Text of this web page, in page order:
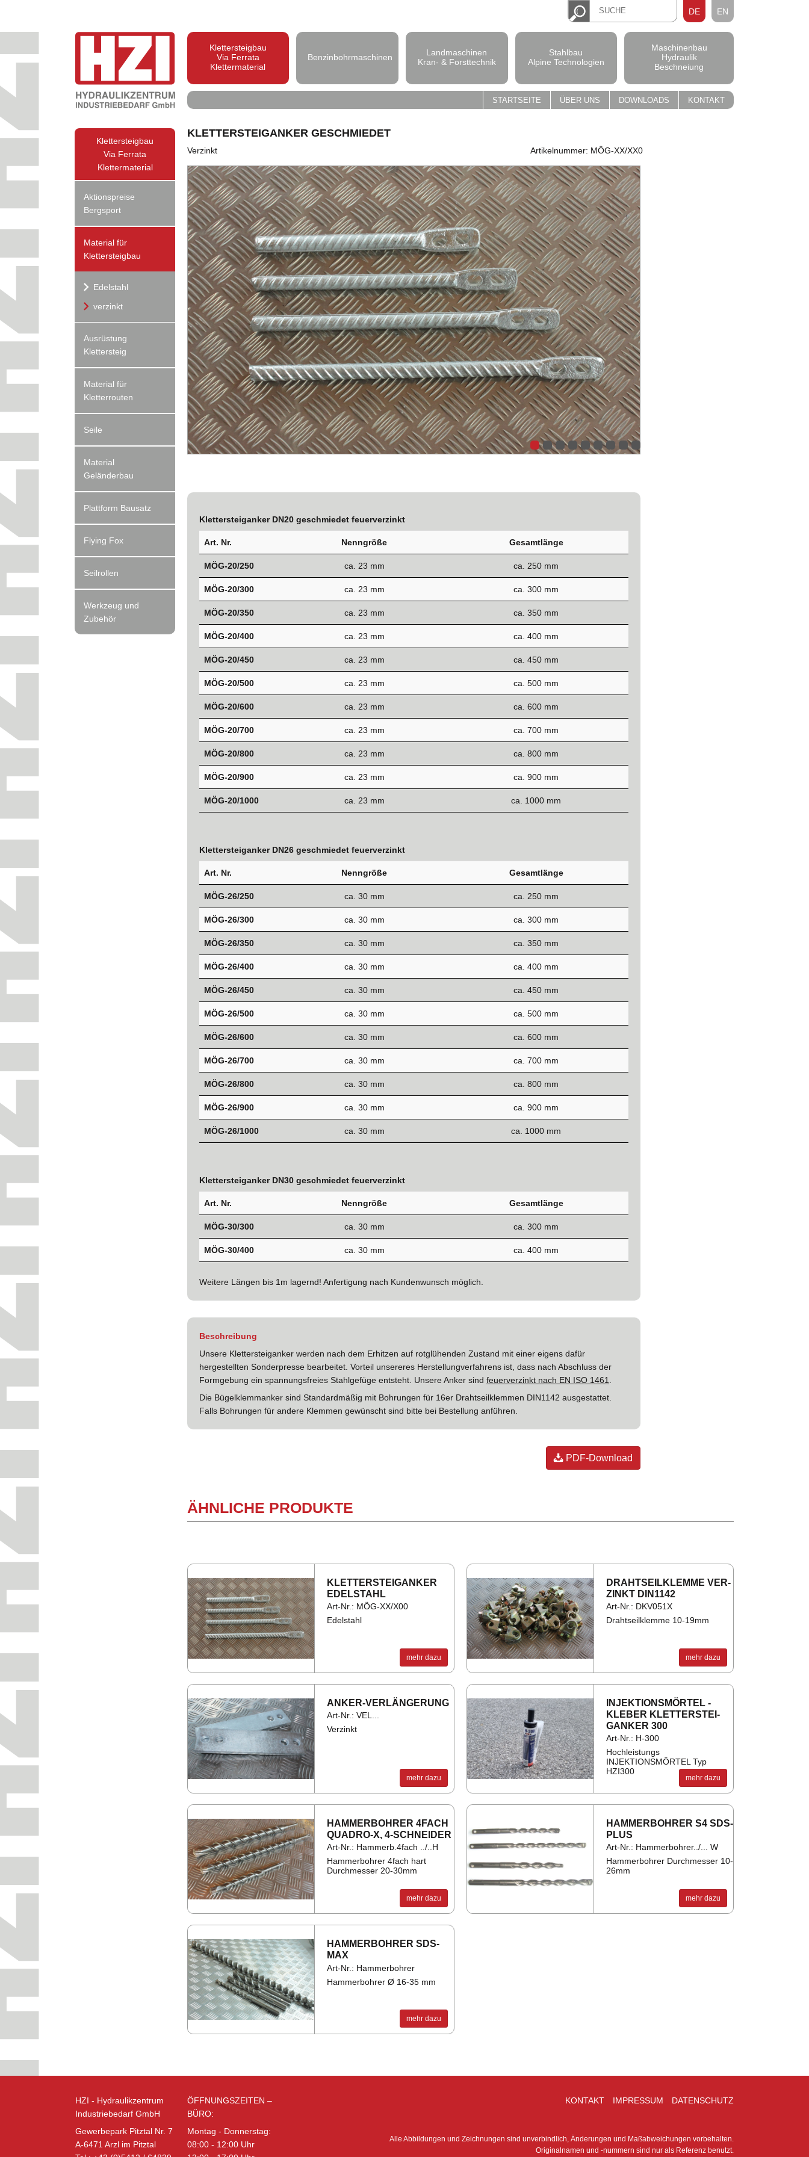
DE EN
Klettersteigbau
Via Ferrata
Klettermaterial
Klettersteigbau
Via Ferrata
Klettermaterial
Aktionspreise
Bergsport
Material für
Klettersteigbau
Edelstahl
verzinkt
Ausrüstung
Klettersteig
Material für
Kletterrouten
Seile
Material
Geländerbau
Plattform Bausatz
Flying Fox
Seilrollen
Werkzeug und
Zubehör
Benzinbohrmaschinen
Landmaschinen
Kran- & Forsttechnik
Stahlbau
Alpine Technologien
Maschinenbau
Hydraulik
Beschneiung
STARTSEITE ÜBER UNS DOWNLOADS KONTAKT
KLETTERSTEIGANKER GESCHMIEDET
Verzinkt Artikelnummer: MÖG-XX/XX0
Klettersteiganker DN20 geschmiedet feuerverzinkt
Art. Nr. Nenngröße Gesamtlänge
MÖG-20/250 ca. 23 mm ca. 250 mm
MÖG-20/300 ca. 23 mm ca. 300 mm
MÖG-20/350 ca. 23 mm ca. 350 mm
MÖG-20/400 ca. 23 mm ca. 400 mm
MÖG-20/450 ca. 23 mm ca. 450 mm
MÖG-20/500 ca. 23 mm ca. 500 mm
MÖG-20/600 ca. 23 mm ca. 600 mm
MÖG-20/700 ca. 23 mm ca. 700 mm
MÖG-20/800 ca. 23 mm ca. 800 mm
MÖG-20/900 ca. 23 mm ca. 900 mm
MÖG-20/1000 ca. 23 mm ca. 1000 mm
Klettersteiganker DN26 geschmiedet feuerverzinkt
Art. Nr. Nenngröße Gesamtlänge
MÖG-26/250 ca. 30 mm ca. 250 mm
MÖG-26/300 ca. 30 mm ca. 300 mm
MÖG-26/350 ca. 30 mm ca. 350 mm
MÖG-26/400 ca. 30 mm ca. 400 mm
MÖG-26/450 ca. 30 mm ca. 450 mm
MÖG-26/500 ca. 30 mm ca. 500 mm
MÖG-26/600 ca. 30 mm ca. 600 mm
MÖG-26/700 ca. 30 mm ca. 700 mm
MÖG-26/800 ca. 30 mm ca. 800 mm
MÖG-26/900 ca. 30 mm ca. 900 mm
MÖG-26/1000 ca. 30 mm ca. 1000 mm
Klettersteiganker DN30 geschmiedet feuerverzinkt
Art. Nr. Nenngröße Gesamtlänge
MÖG-30/300 ca. 30 mm ca. 300 mm
MÖG-30/400 ca. 30 mm ca. 400 mm
Weitere Längen bis 1m lagernd! Anfertigung nach Kundenwunsch möglich.
Beschreibung
Unsere Klettersteiganker werden nach dem Erhitzen auf rotglühenden Zustand mit einer eigens dafür
hergestellten Sonderpresse bearbeitet. Vorteil unsereres Herstellungverfahrens ist, dass nach Abschluss der
Formgebung ein spannungsfreies Stahlgefüge entsteht. Unsere Anker sind feuerverzinkt nach EN ISO 1461
Die Bügelklemmanker sind Standardmäßig mit Bohrungen für 16er Drahtseilklemmen DIN1142 ausgestattet.
Falls Bohrungen für andere Klemmen gewünscht sind bitte bei Bestellung anführen.
PDF-Download
ÄHNLICHE PRODUKTE
KLET­TER­STEI­GAN­KER
EDEL­STAHL
Art-Nr.: MÖG-XX/X00
Edelstahl
mehr dazu
DRAHT­SEIL­KLEM­ME VER­
ZINKT DIN1142
Art-Nr.: DKV051X
Drahtseilklemme 10-19mm
mehr dazu
AN­KER-VER­LÄN­GE­RUNG
Art-Nr.: VEL...
Verzinkt
mehr dazu
IN­JEK­TI­ONS­MÖR­TEL -
KLE­BER KLET­TER­STEI­
GAN­KER 300
Art-Nr.: H-300
Hochleistungs
INJEKTIONSMÖRTEL Typ
HZI300
mehr dazu
HAM­MER­BOH­RER 4FACH
QUA­DRO-X, 4-SCHNEI­DER
Art-Nr.: Hammerb.4fach ../..H
Hammerbohrer 4fach hart
Durchmesser 20-30mm
mehr dazu
HAM­MER­BOH­RER S4 SDS-
PLUS
Art-Nr.: Hammerbohrer../... W
Hammerbohrer Durchmesser 10-
26mm
mehr dazu
HAM­MER­BOH­RER SDS-
MAX
Art-Nr.: Hammerbohrer
Hammerbohrer Ø 16-35 mm
mehr dazu
KONTAKT IMPRESSUM DATENSCHUTZ
Alle Abbildungen und Zeichnungen sind unverbindlich, Änderungen und Maßabweichungen vorbehalten.
Originalnamen und -nummern sind nur als Referenz benutzt.
HZI - Hydraulikzentrum
Industriebedarf GmbH
Gewerbepark Pitztal Nr. 7
A-6471 Arzl im Pitztal
ÖFFNUNGSZEITEN –
BÜRO:
Montag - Donnerstag:
08:00 - 12:00 Uhr